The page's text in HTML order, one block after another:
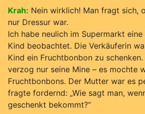
Krah: Nein wirklich! Man fragt sich,
nur Dressur war.
Ich habe neulich im Supermarkt
Kind beobachtet. Die Verkäuferin
Kind ein Fruchtbonbon zu
verzog nur seine Mine – es mochte
Fruchtbonbons. Der Mutter war es
fragte fordernd: „Wie sagt man,
geschenkt bekommt?“